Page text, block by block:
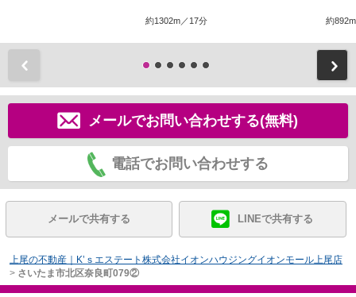
約1302m／17分 約
メールでお問い合わせする(無料)
電話でお問い合わせする
メールで共有する LINEで共有する
上尾の不動産｜K’ｓエステート株式会社イオンハウジングイオンモール上尾店
> さいたま市北区奈良町079②